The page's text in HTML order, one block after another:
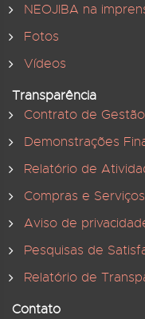
NEOJIBA na
Fotos
Vídeos
Transparência
Contrato de Gestão
Demonstrações
Relatório de
Compras e Serviços
Aviso de
Pesquisas de
Relatório de
Contato